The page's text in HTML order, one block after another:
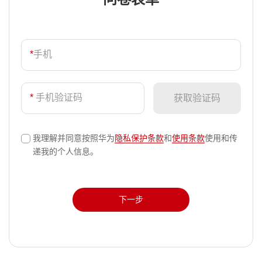
*手机
* 手机验证码 获取验证码
我理解并同意按照华为隐私保护条款和使用条款使用和传
递我的个人信息。
下一步